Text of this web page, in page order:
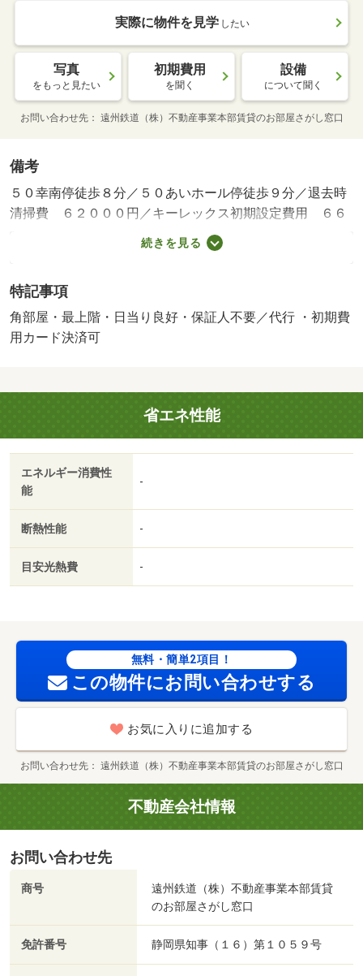
実際に物件を見学 したい
写真
をもっと見たい
初期費用
を聞く
設備
について聞く
お問い合わせ先 遠州鉄道（株）不動産事業本部賃貸のお部屋さがし窓口
備考
５０幸南停徒歩８分／５０あいホール停徒歩９分／退去時
清掃費 ６２０００円／キーレックス初期設定費用 ６６
００円／自治会費 ７００円／月、ＣＡＴＶ代 ５５０円
／月、しずなびライフサポート ２２００円／月／保証会
年／バストイレ別／バルコニー／エアコン／クロゼット／
フローリング／シャワー付洗面台／ＴＶインターホン／室
内洗濯置／陽当り良好／角住戸／脱衣所／洗面所独立／駐
初期費用カード決済可／ファミリーマート 浜松住吉店
（コンビニ）まで７３８ｍ／浜松中央警察署（警察署・交
番）まで９２１ｍ／ミニストップ 浜松曳馬店（コンビ
ニ）まで９５８ｍ／静岡中央銀行 浜松北支店（銀行）ま
で９５４ｍ／静岡銀行 住吉支店（銀行）まで１０５１ｍ
／セブンイレブン浜松幸町店（コンビニ）まで９１０ｍ/賃
続きを見る
特記事項
角部屋・最上階・日当り良好・保証人不要／代行 ・初期費
用カード決済可
省エネ性能
エネルギー消費性
能
-
断熱性能 -
目安光熱費 -
無料・簡単2項目！
この物件にお問い合わせする
お気に入りに追加する
お問い合わせ先 遠州鉄道（株）不動産事業本部賃貸のお部屋さがし窓口
不動産会社情報
お問い合わせ先
商号
遠州鉄道（株）不動産事業本部賃貸
のお部屋さがし窓口
免許番号 静岡県知事（１６）第１０５９号